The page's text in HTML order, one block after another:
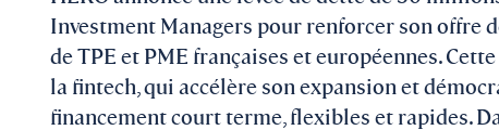
Investment Managers pour renforcer son offre
de TPE et PME françaises et européennes.
la fintech, qui accélère son expansion et
financement court terme, flexibles et rapides.